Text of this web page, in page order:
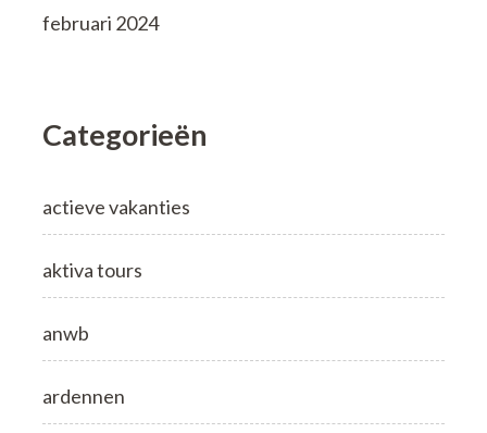
februari 2024
Categorieën
actieve vakanties
aktiva tours
anwb
ardennen